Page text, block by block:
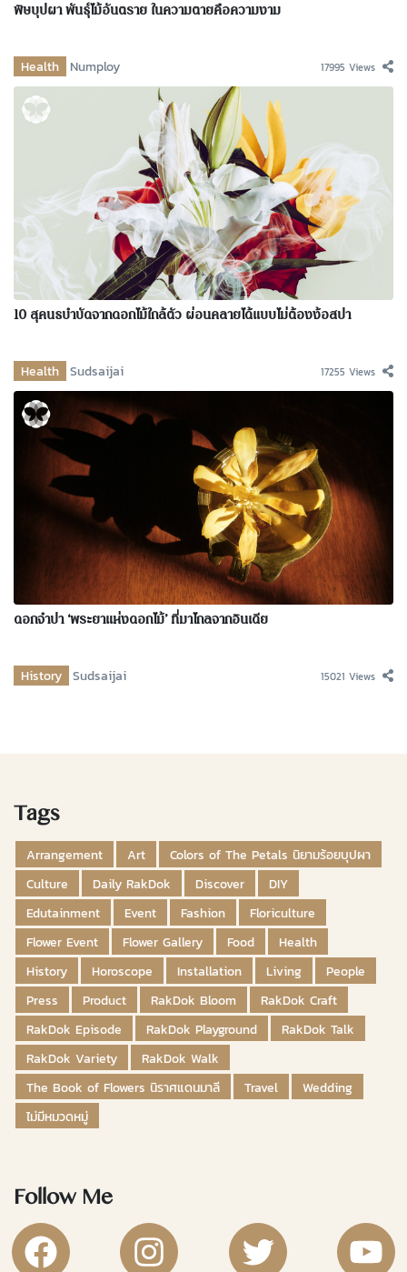
พิษบุปผา พันธุ์ไม้อันตราย ในความตายคือความงาม
Health Numploy 17995 Views
10 สุคนธบำบัดจากดอกไม้ใกล้ตัว ผ่อนคลายได้แบบไม่ต้องง้อสปา
Health Sudsaijai 17255 Views
ดอกจำปา ‘พระยาแห่งดอกไม้’ ที่มาไกลจากอินเดีย
History Sudsaijai 15021 Views
Tags
Arrangement Art
Colors of The Petals นิยามร้อยบุปผา
Culture
Daily RakDok Discover
DIY
Edutainment
Event Fashion
Floriculture
Flower Event
Flower Gallery Food
Health
History
Horoscope Installation Living
People
Press
Product RakDok Bloom
RakDok Craft
RakDok Episode
RakDok Playground
RakDok Talk
RakDok Variety
RakDok Walk
The Book of Flowers นิราศแดนมาลี
Travel
Wedding
ไม่มีหมวดหมู่
Follow Me
RakDok Channel FacebookRakDok Channel Instagram
RakDok Twitter Rakdok